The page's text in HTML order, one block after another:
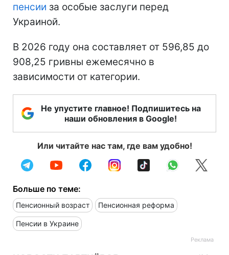
пенсии за особые заслуги перед
Украиной.
В 2026 году она составляет от 596,85 до
908,25 гривны ежемесячно в
зависимости от категории.
Не упустите главное! Подпишитесь на
наши обновления в Google!
Или читайте нас там, где вам удобно!
Больше по теме:
Пенсионный возраст Пенсионная реформа
Пенсии в Украине